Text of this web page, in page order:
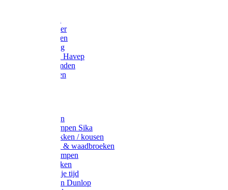
Bodywarmer
Werkbroeken
Zaagkleding
Werkjassen Havep
Thermohemden
Overhemden
Werksokken
Schoenklompen Sika
Thermo sokken / kousen
Lieslaarzen & waadbroeken
Houten klompen
Wandelsokken
Laarzen vrije tijd
Werklaarzen Dunlop